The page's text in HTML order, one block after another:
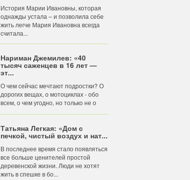
История Марии Ивановны, которая
однажды устала – и позволила себе
жить легче Мария Ивановна всегда
считала...
Нариман Джемилев: «40
тысяч саженцев в 16 лет —
эт...
О чем сейчас мечтают подростки? О
дорогих вещах, о мотоциклах - обо
всем, о чем угодно, но только не о
Татьяна Легкая: «Дом с
печкой, чистый воздух и нат...
В последнее время стало появляться
все больше ценителей простой
деревенской жизни. Люди не хотят
жить в спешке в бо...